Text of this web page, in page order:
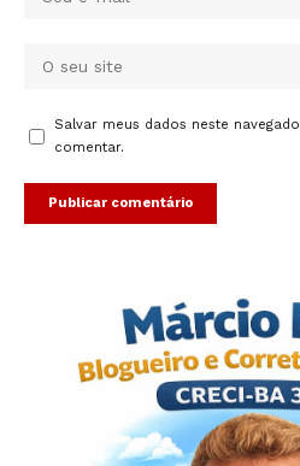
Salvar meus dados neste
comentar.